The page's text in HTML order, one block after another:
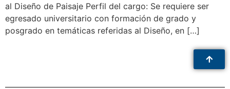
al Diseño de Paisaje Perfil del cargo: Se requiere ser
egresado universitario con formación de grado y
posgrado en temáticas referidas al Diseño, en […]